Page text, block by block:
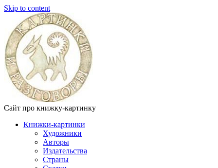
Skip to content
Сайт про книжку-картинку
Книжки-картинки
Художники
Авторы
Издательства
Страны